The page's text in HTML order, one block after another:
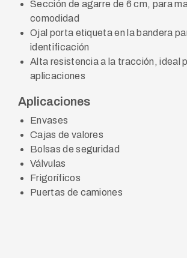
Sección de agarre de 6 cm, para
comodidad
Ojal porta etiqueta en la bandera
identificación
Alta resistencia a la tracción, ideal
aplicaciones
Aplicaciones
Envases
Cajas de valores
Bolsas de seguridad
Válvulas
Frigoríficos
Puertas de camiones